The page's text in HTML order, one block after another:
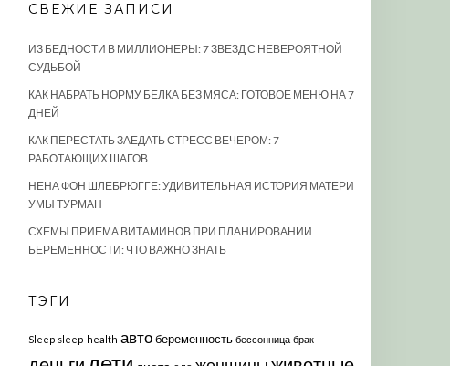
СВЕЖИЕ ЗАПИСИ
ИЗ БЕДНОСТИ В МИЛЛИОНЕРЫ: 7 ЗВЕЗД С НЕВЕРОЯТНОЙ
СУДЬБОЙ
КАК НАБРАТЬ НОРМУ БЕЛКА БЕЗ МЯСА: ГОТОВОЕ МЕНЮ НА 7
ДНЕЙ
КАК ПЕРЕСТАТЬ ЗАЕДАТЬ СТРЕСС ВЕЧЕРОМ: 7
РАБОТАЮЩИХ ШАГОВ
НЕНА ФОН ШЛЕБРЮГГЕ: УДИВИТЕЛЬНАЯ ИСТОРИЯ МАТЕРИ
УМЫ ТУРМАН
СХЕМЫ ПРИЕМА ВИТАМИНОВ ПРИ ПЛАНИРОВАНИИ
БЕРЕМЕННОСТИ: ЧТО ВАЖНО ЗНАТЬ
ТЭГИ
Sleep sleep-health автобеременность бессонница брак